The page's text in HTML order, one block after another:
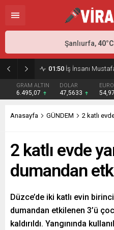
02:15 Murat Bardakçı, “50
GRAM ALTIN
6.495,07
DOLAR
47,5633
EURO
Şanlıurfa, 40°C
Anasayfa GÜNDEM 2 katlı
2 katlı evde
dumandan
Düzce’de iki katlı evin
dumandan etkilenen 3’ü
kaldırıldı. Yangınında